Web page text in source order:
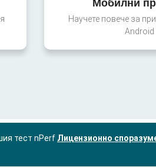
Мобилни
Научете повече за
Android
тест nPerf Лицензионно